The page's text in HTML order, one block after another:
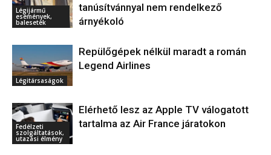
Légijármű
események,
balesetek
tanúsítvánnyal nem rendelkező
árnyékoló
Légitársaságok
Repülőgépek nélkül maradt a román
Legend Airlines
Fedélzeti
szolgáltatások,
utazási élmény
Elérhető lesz az Apple TV válogatott
tartalma az Air France járatokon